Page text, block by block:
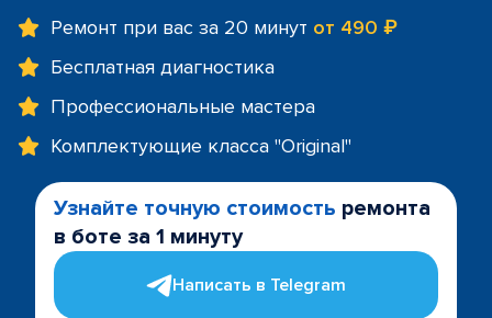
Ремонт при вас за 20 минут от 490 ₽
Бесплатная диагностика
Профессиональные мастера
Комплектующие класса "Original"
Узнайте точную стоимость ремонта
в боте за 1 минуту
Написать в Telegram